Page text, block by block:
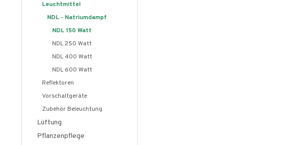
Leuchtmittel
NDL - Natriumdampf
NDL 150 Watt
NDL 250 Watt
NDL 400 Watt
NDL 600 Watt
Reflektoren
Vorschaltgeräte
Zubehör Beleuchtung
Lüftung
Pflanzenpflege